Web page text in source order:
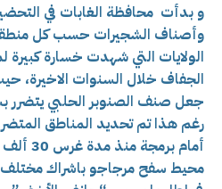
و بدأت محافظة الغابات في
وأصناف الشجيرات حسب كل
الولايات التي شهدت خسارة كبيرة
الجفاف خلال السنوات الاخيرة،
جعل صنف الصنوبر الحلبي
رغم هذا تم تحديد المناطق
أمام
محيط سفح مرجاجو باشراك مختلف